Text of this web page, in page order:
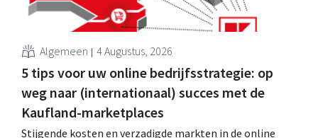
Algemeen 4 Augustus, 2026
5 tips voor uw online bedrijfsstrategie: op
weg naar (internationaal) succes met de
Kaufland-marketplaces
Stijgende kosten en verzadigde markten in de online